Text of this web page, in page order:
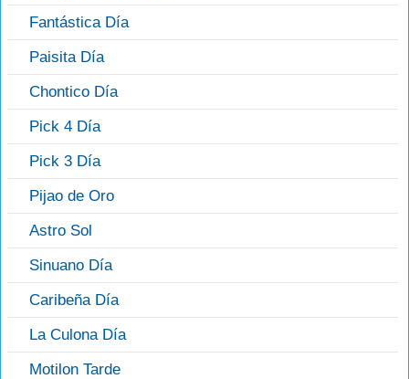
Fantástica Día
Paisita Día
Chontico Día
Pick 4 Día
Pick 3 Día
Pijao de Oro
Astro Sol
Sinuano Día
Caribeña Día
La Culona Día
Motilon Tarde